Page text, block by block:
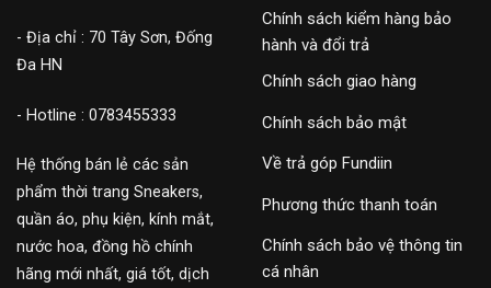
- Địa chỉ : 70 Tây Sơn, Đống
Đa HN
- Hotline : 0783455333
Hệ thống bán lẻ các sản
phẩm thời trang Sneakers,
quần áo, phụ kiện, kính mắt,
nước hoa, đồng hồ chính
hãng mới nhất, giá tốt, dịch
Chính sách kiểm hàng bảo
hành và đổi trả
Chính sách giao hàng
Chính sách bảo mật
Về trả góp Fundiin
Phương thức thanh toán
Chính sách bảo vệ thông tin
cá nhân